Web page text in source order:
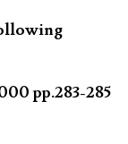
pp.283-285